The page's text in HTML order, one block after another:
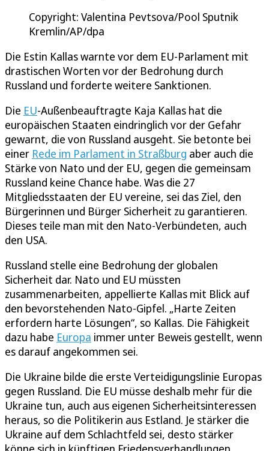
Copyright: Valentina Pevtsova/Pool Sputnik
Kremlin/AP/dpa
Die Estin Kallas warnte vor dem EU-Parlament mit
drastischen Worten vor der Bedrohung durch
Russland und forderte weitere Sanktionen.
Die EU-Außenbeauftragte Kaja Kallas hat die
europäischen Staaten eindringlich vor der Gefahr
gewarnt, die von Russland ausgeht. Sie betonte bei
einer Rede im Parlament in Straßburg aber auch die
Stärke von Nato und der EU, gegen die gemeinsam
Russland keine Chance habe. Was die 27
Mitgliedsstaaten der EU vereine, sei das Ziel, den
Bürgerinnen und Bürger Sicherheit zu garantieren.
Dieses teile man mit den Nato-Verbündeten, auch
den USA.
Russland stelle eine Bedrohung der globalen
Sicherheit dar. Nato und EU müssten
zusammenarbeiten, appellierte Kallas mit Blick auf
den bevorstehenden Nato-Gipfel. „Harte Zeiten
erfordern harte Lösungen“, so Kallas. Die Fähigkeit
dazu habe Europa immer unter Beweis gestellt, wenn
es darauf angekommen sei.
Die Ukraine bilde die erste Verteidigungslinie Europas
gegen Russland. Die EU müsse deshalb mehr für die
Ukraine tun, auch aus eigenen Sicherheitsinteressen
heraus, so die Politikerin aus Estland. Je stärker die
Ukraine auf dem Schlachtfeld sei, desto stärker